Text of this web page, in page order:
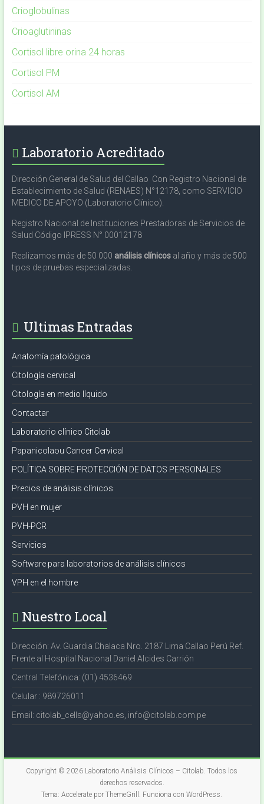
Crioglobulinas
Crioaglutininas
Cortisol libre orina 24 horas
Cortisol PM
Cortisol AM
Laboratorio Acreditado
Dirección General de Salud del Callao Con Registro Nacional de
Establecimiento de Salud (RENAES) N°12178, como SERVICIO
MEDICO DE APOYO (Laboratorio Clínico).
Registro Nacional de Instituciones Prestadoras de Servicios de
Salud Código IPRESS N° 00012178
Realizamos más de 50 000 análisis clínicosal año y más de 500
tipos de pruebas especializadas.
Ultimas Entradas
Anatomía patológica
Citología cervical
Citología en medio líquido
Contactar
Laboratorio clínico Citolab
Papanicolaou Cancer Cervical
POLÍTICA SOBRE PROTECCIÓN DE DATOS PERSONALES
Precios de análisis clínicos
PVH en mujer
PVH-PCR
Servicios
Software para laboratorios de análisis clínicos
VPH en el hombre
Nuestro Local
Dirección: Av. Guardia Chalaca Nro. 2187 Lima Callao Perú Ref.
Frente al Hospital Nacional Daniel Alcides Carrión
Central Telefónica: (01) 4536469
Celular : 989726011
Email: citolab_cells@yahoo.es, info@citolab.com.pe
Copyright © 2026 Laboratorio Análisis Clínicos – Citolab. Todos los
derechos reservados.
Tema:Accelerate por ThemeGrill. Funciona conWordPress.